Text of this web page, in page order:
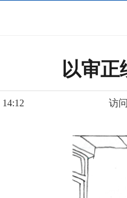
以审正
访